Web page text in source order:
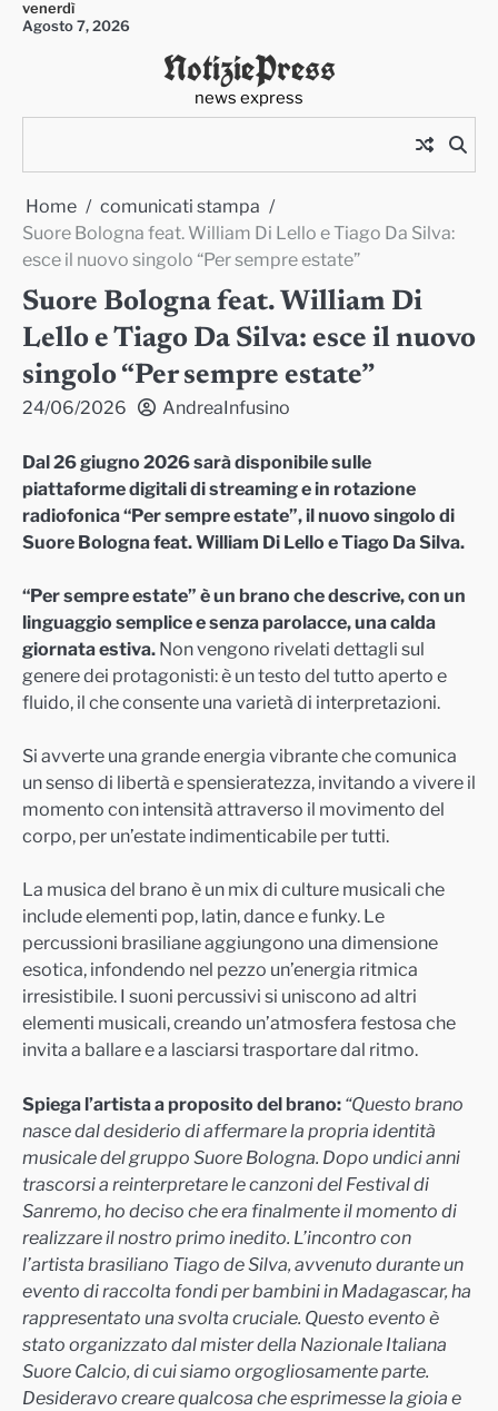
Skipvenerdì
Agosto 7, 2026
NotiziePress
news express
Home
comunicati stampa
Suore Bologna feat. William Di Lello e Tiago Da Silva:
esce il nuovo singolo “Per sempre estate”
Suore Bologna feat. William Di
Lello e Tiago Da Silva: esce il nuovo
singolo “Per sempre estate”
24/06/2026 AndreaInfusino
Dal 26 giugno 2026 sarà disponibile sulle
piattaforme digitali di streaming e in rotazione
radiofonica “Per sempre estate”, il nuovo singolo di
Suore Bologna feat. William Di Lello e Tiago Da Silva.
“Per sempre estate” è un brano che descrive, con un
linguaggio semplice e senza parolacce, una calda
giornata estiva. Non vengono rivelati dettagli sul
genere dei protagonisti: è un testo del tutto aperto e
fluido, il che consente una varietà di interpretazioni.
Si avverte una grande energia vibrante che comunica
un senso di libertà e spensieratezza, invitando a vivere il
momento con intensità attraverso il movimento del
corpo, per un’estate indimenticabile per tutti.
La musica del brano è un mix di culture musicali che
include elementi pop, latin, dance e funky. Le
percussioni brasiliane aggiungono una dimensione
esotica, infondendo nel pezzo un’energia ritmica
irresistibile. I suoni percussivi si uniscono ad altri
elementi musicali, creando un’atmosfera festosa che
invita a ballare e a lasciarsi trasportare dal ritmo.
Spiega l’artista a proposito del brano: “Questo brano
nasce dal desiderio di affermare la propria identità
musicale del gruppo Suore Bologna. Dopo undici anni
trascorsi a reinterpretare le canzoni del Festival di
Sanremo, ho deciso che era finalmente il momento di
realizzare il nostro primo inedito. L’incontro con
l’artista brasiliano Tiago de Silva, avvenuto durante un
evento di raccolta fondi per bambini in Madagascar, ha
rappresentato una svolta cruciale. Questo evento è
stato organizzato dal mister della Nazionale Italiana
Suore Calcio, di cui siamo orgogliosamente parte.
Desideravo creare qualcosa che esprimesse la gioia e